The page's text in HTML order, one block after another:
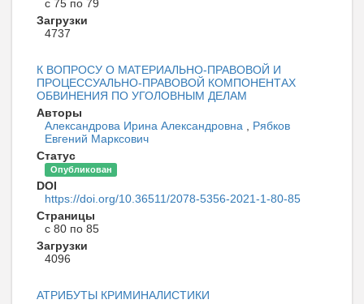
с 75 по 79
Загрузки
4737
К ВОПРОСУ О МАТЕРИАЛЬНО-ПРАВОВОЙ И
ПРОЦЕССУАЛЬНО-ПРАВОВОЙ КОМПОНЕНТАХ
ОБВИНЕНИЯ ПО УГОЛОВНЫМ ДЕЛАМ
Авторы
Александрова Ирина Александровна
Рябков
Евгений Марксович
Статус
Опубликован
DOI
https://doi.org/10.36511/2078-5356-2021-1-80-85
Страницы
с 80 по 85
Загрузки
4096
АТРИБУТЫ КРИМИНАЛИСТИКИ